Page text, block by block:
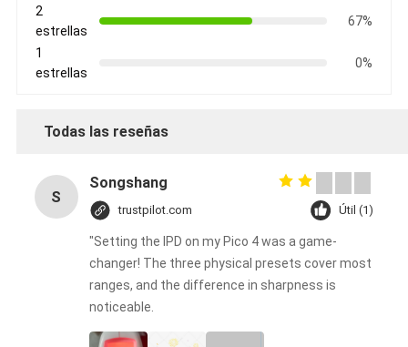
2
estrellas
67%
1
estrellas
0%
Todas las reseñas
S
Songshang
trustpilot.com Útil (1)
"Setting the IPD on my Pico 4 was a game-
changer! The three physical presets cover most
ranges, and the difference in sharpness is
noticeable.